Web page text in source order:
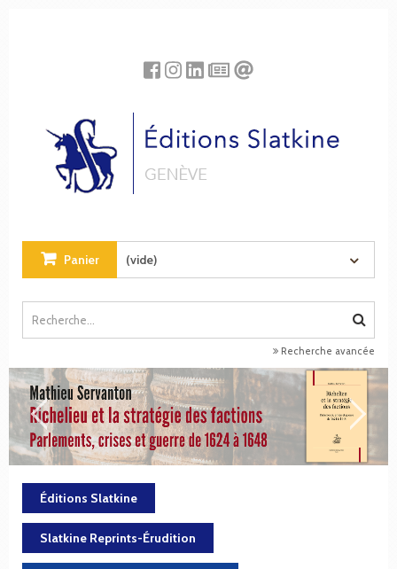
Panier (vide)
Recherche avancée
Éditions Slatkine
Slatkine Reprints-Érudition